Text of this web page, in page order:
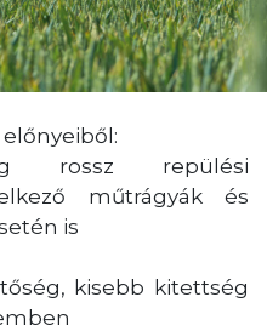
előnyeiből:
rossz repülési
műtrágyák és
is
kisebb kitettség